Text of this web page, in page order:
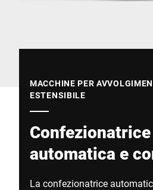
MACCHINE PER
ESTENSIBILE
automatica e
La confezionatrice